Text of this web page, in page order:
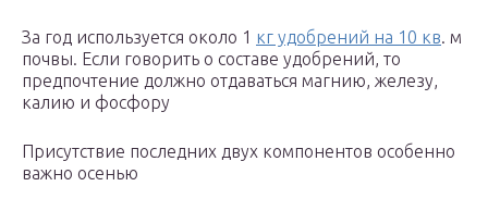
За год используется около 1 кг удобрений на 10 кв. м
почвы. Если говорить о составе удобрений, то
предпочтение должно отдаваться магнию, железу,
калию и фосфору
Присутствие последних двух компонентов особенно
важно осенью